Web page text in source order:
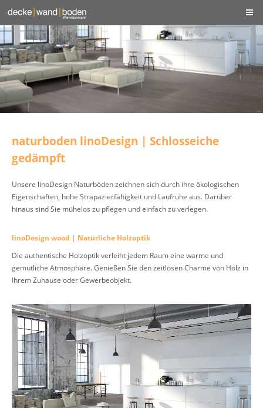
naturboden linoDesign | Schlosseiche
gedämpft
Unsere linoDesign Naturböden zeichnen sich durch ihre ökologischen
Eigenschaften, hohe Strapazierfähigkeit und Laufruhe aus. Darüber
hinaus sind Sie mühelos zu pflegen und einfach zu verlegen.
linoDesign wood | Natürliche Holzoptik
Die authentische Holzoptik verleiht jedem Raum eine warme und
gemütliche Atmosphäre. Genießen Sie den zeitlosen Charme von Holz in
Ihrem Zuhause oder Gewerbeobjekt.